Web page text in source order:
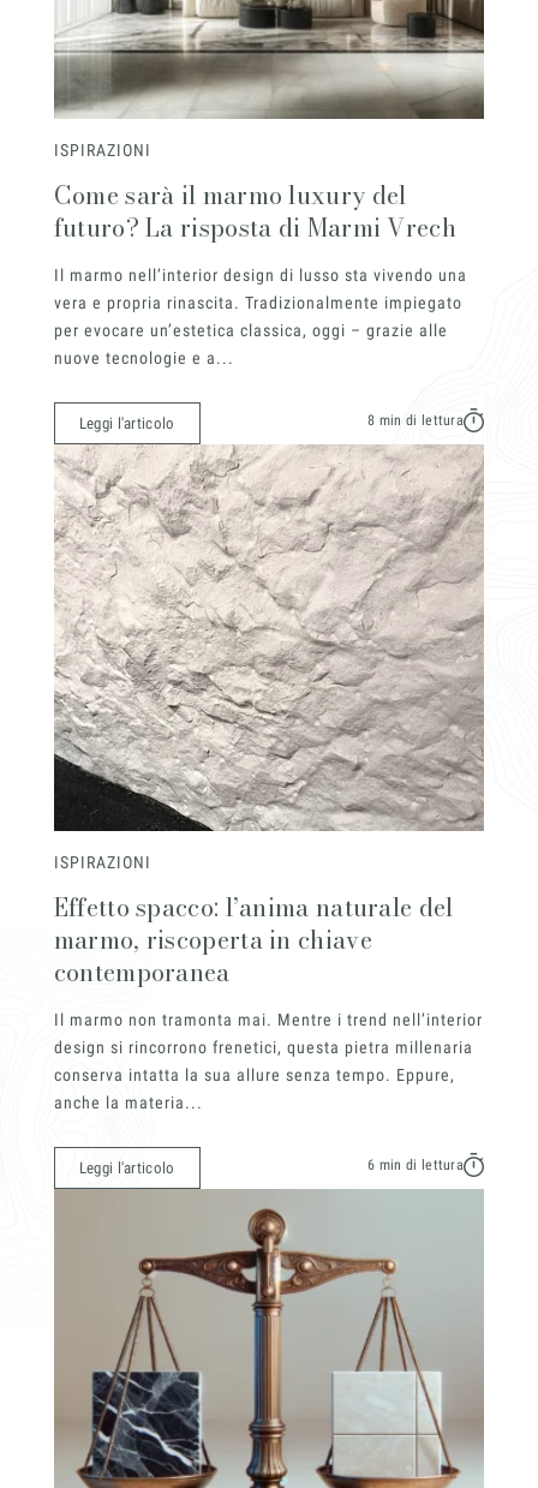
ISPIRAZIONI
Come sarà il marmo luxury del
futuro? La risposta di Marmi Vrech
Il marmo nell’interior design di lusso sta vivendo una
vera e propria rinascita. Tradizionalmente impiegato
per evocare un’estetica classica, oggi – grazie alle
nuove tecnologie e a...
8 min di lettura
Leggi l'articolo
ISPIRAZIONI
Effetto spacco: l’anima naturale del
marmo, riscoperta in chiave
contemporanea
Il marmo non tramonta mai. Mentre i trend nell’interior
design si rincorrono frenetici, questa pietra millenaria
conserva intatta la sua allure senza tempo. Eppure,
anche la materia...
6 min di lettura
Leggi l'articolo
progetto.
Voglio ricevere il vostro
Architect’s kit
Vorrei un appuntamento per una
E-mail
Messaggio
Acconsento all'uso dei dati come da
indicazioni dellaPrivacy Policy *